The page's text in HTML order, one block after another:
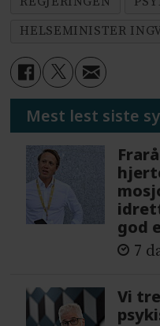
HELSEMINISTER
Mest lest siste
god
7
Vi